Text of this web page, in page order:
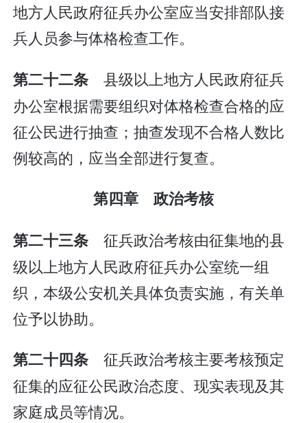
地方人民政府征兵办公室应当安排部队接
兵人员参与体格检查工作。
第二十二条 县级以上地方人民政府征兵
办公室根据需要组织对体格检查合格的应
征公民进行抽查；抽查发现不合格人数比
例较高的，应当全部进行复查。
第四章 政治考核
第二十三条 征兵政治考核由征集地的县
级以上地方人民政府征兵办公室统一组
织，本级公安机关具体负责实施，有关单
位予以协助。
第二十四条 征兵政治考核主要考核预定
征集的应征公民政治态度、现实表现及其
家庭成员等情况。